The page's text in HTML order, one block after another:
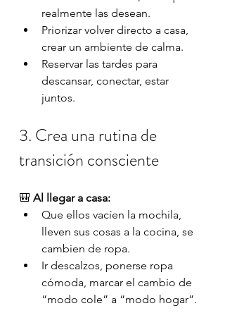
realmente las desean.
Priorizar volver directo a casa,
crear un ambiente de calma.
Reservar las tardes para
descansar, conectar, estar
juntos.
3. Crea una rutina de
transición consciente
🎒 Al llegar a casa:
Que ellos vacíen la mochila,
lleven sus cosas a la cocina, se
cambien de ropa.
Ir descalzos, ponerse ropa
cómoda, marcar el cambio de
“modo cole” a “modo hogar”.